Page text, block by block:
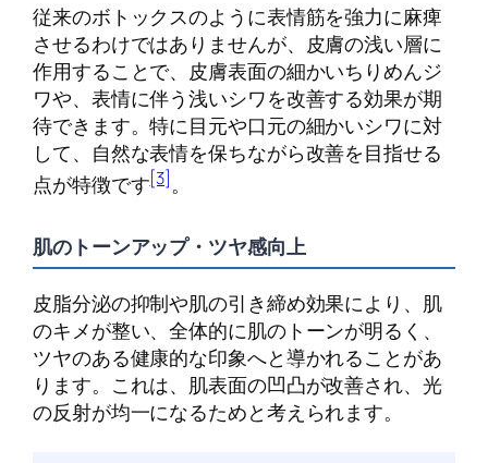
従来のボトックスのように表情筋を強力に麻痺
させるわけではありませんが、皮膚の浅い層に
作用することで、皮膚表面の細かいちりめんジ
ワや、表情に伴う浅いシワを改善する効果が期
待できます。特に目元や口元の細かいシワに対
して、自然な表情を保ちながら改善を目指せる
点が特徴です[3]。
肌のトーンアップ・ツヤ感向上
皮脂分泌の抑制や肌の引き締め効果により、肌
のキメが整い、全体的に肌のトーンが明るく、
ツヤのある健康的な印象へと導かれることがあ
ります。これは、肌表面の凹凸が改善され、光
の反射が均一になるためと考えられます。